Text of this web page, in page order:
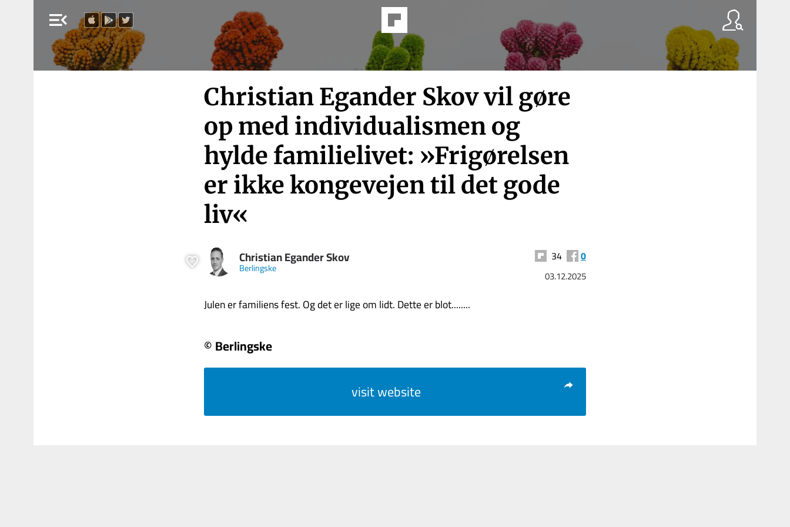
menu_open
Christian Egander Skov vil gøre
op med individualismen og
hylde familielivet: »Frigørelsen
er ikke kongevejen til det gode
liv«
Christian Egander Skov
Berlingske
34 0
03.12.2025
Julen er familiens fest. Og det er lige om lidt. Dette er blot........
© Berlingske
visit website